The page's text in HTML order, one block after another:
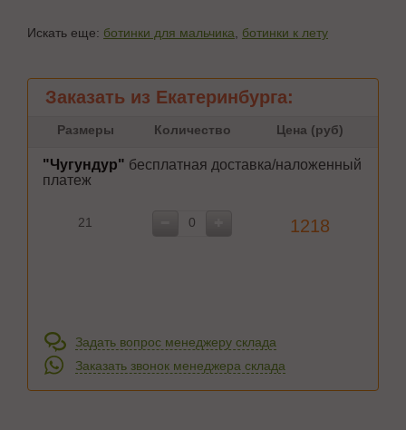
Искать еще: ботинки для мальчика ботинки к лету
Заказать из Екатеринбурга:
Размеры Количество Цена (руб)
"Чугундур" бесплатная доставка/наложенный
платеж
21 1218
Задать вопрос менеджеру склада
Заказать звонок менеджера склада